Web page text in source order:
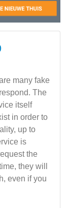
many fake
The
itself
in order to
up to
is
the
they will
even if you